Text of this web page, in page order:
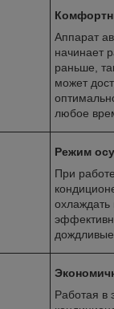
Аппарат
начинает
раньше,
может
любое
Режим
При
охлаждать
дождливые
Работая в